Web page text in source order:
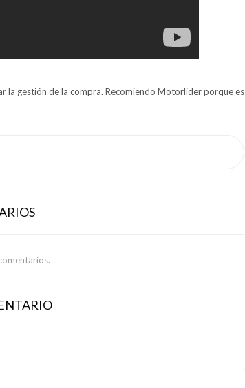
la gestión de la compra. Recomiendo Motorlider porque es